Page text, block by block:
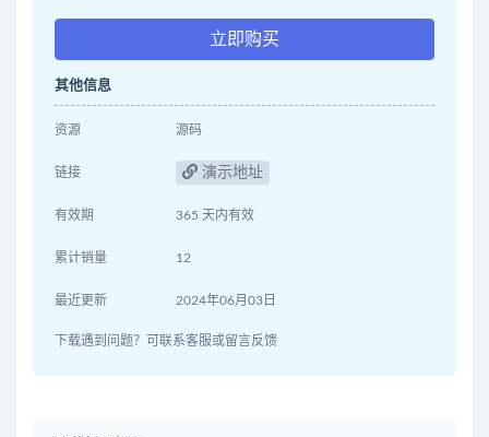
立即购买
其他信息
资源 源码
链接 演示地址
有效期 365 天内有效
累计销量 12
最近更新 2024年06月03日
下载遇到问题？可联系客服或留言反馈